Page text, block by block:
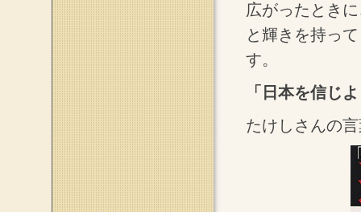
広がったとき
と輝きを持っ
す。
「日本を信じ
たけしさんの